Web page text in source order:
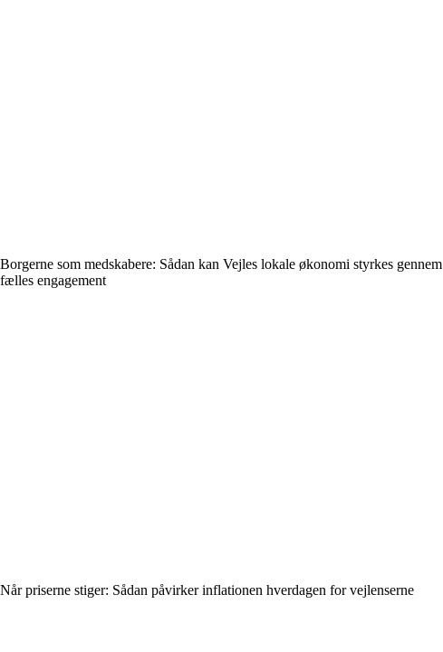
Borgerne som medskabere: Sådan kan Vejles lokale økonomi styrkes gennem
fælles engagement
Når priserne stiger: Sådan påvirker inflationen hverdagen for vejlenserne